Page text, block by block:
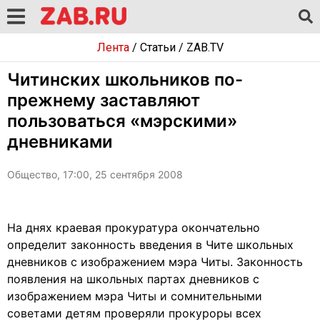
Лента/ Статьи/ ZAB.TV
Читинских школьников по-
прежнему заставляют
пользоваться «мэрскими»
дневниками
Общество, 17:00, 25 сентября 2008
На днях краевая прокуратура окончательно
определит законность введения в Чите школьных
дневников с изображением мэра Читы. Законность
появления на школьных партах дневников с
изображением мэра Читы и сомнительными
советами детям проверяли прокуроры всех